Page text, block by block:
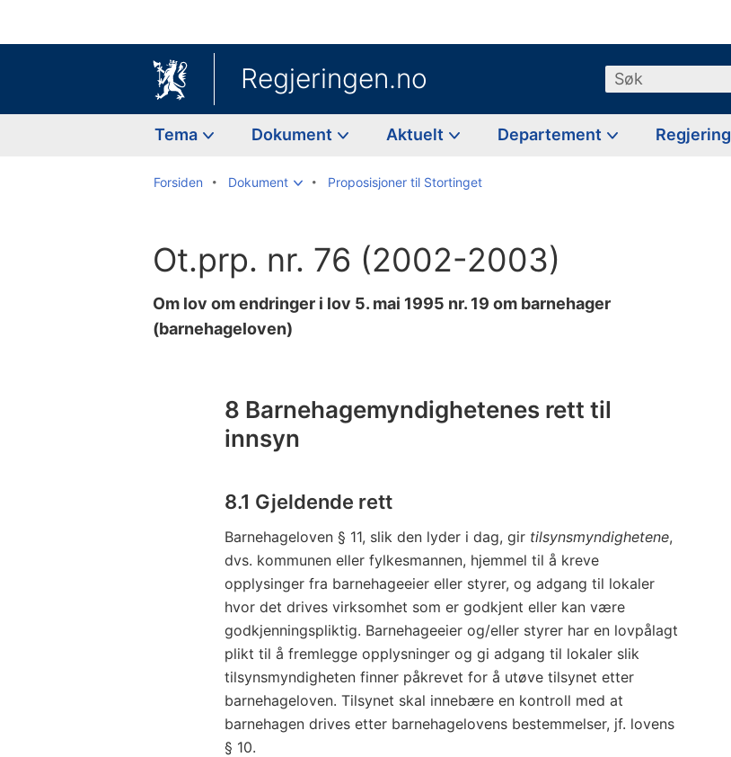
Regjeringen.no Søk
Tema Dokument Aktuelt Departement Regjering
Forsiden Dokument Proposisjoner til Stortinget
Ot.prp. nr. 76 (2002-2003)
Om lov om endringer i lov 5. mai 1995 nr. 19 om barnehager
(barnehageloven)
8 Barnehagemyndighetenes rett til
innsyn
8.1 Gjeldende rett
Barnehageloven § 11, slik den lyder i dag, gir tilsynsmyndighetene,
dvs. kommunen eller fylkesmannen, hjemmel til å kreve
opplysinger fra barnehageeier eller styrer, og adgang til lokaler
hvor det drives virksomhet som er godkjent eller kan være
godkjenningspliktig. Barnehageeier og/eller styrer har en lovpålagt
plikt til å fremlegge opplysninger og gi adgang til lokaler slik
tilsynsmyndigheten finner påkrevet for å utøve tilsynet etter
barnehageloven. Tilsynet skal innebære en kontroll med at
barnehagen drives etter barnehagelovens bestemmelser, jf. lovens
§ 10.